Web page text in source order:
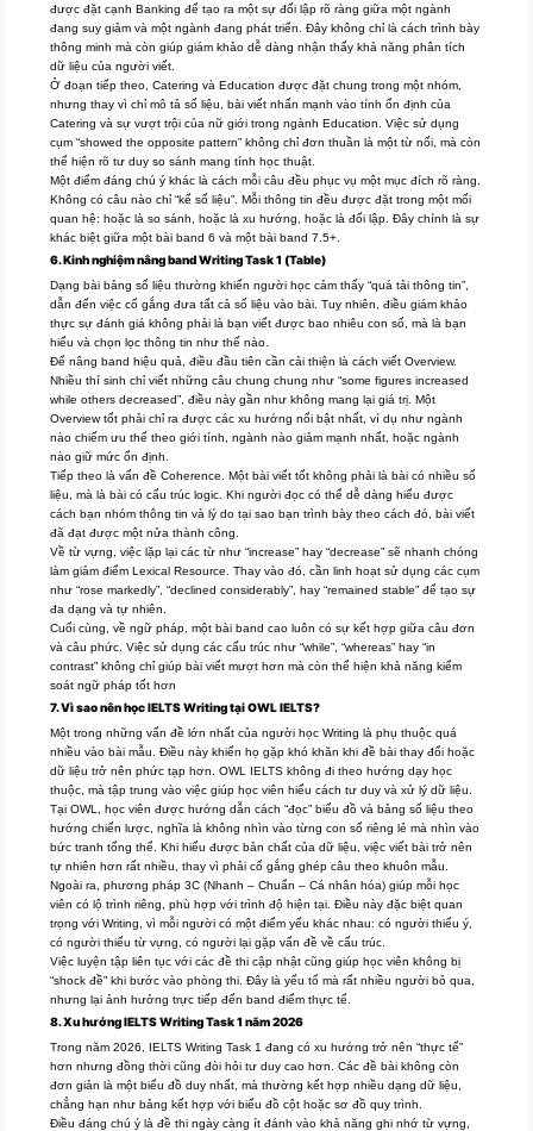
được đặt cạnh Banking để tạo ra một sự đối lập rõ ràng giữa một ngành
đang suy giảm và một ngành đang phát triển. Đây không chỉ là cách trình bày
thông minh mà còn giúp giám khảo dễ dàng nhận thấy khả năng phân tích
dữ liệu của người viết.
Ở đoạn tiếp theo, Catering và Education được đặt chung trong một nhóm,
nhưng thay vì chỉ mô tả số liệu, bài viết nhấn mạnh vào tính ổn định của
Catering và sự vượt trội của nữ giới trong ngành Education. Việc sử dụng
cụm “showed the opposite pattern” không chỉ đơn thuần là một từ nối, mà còn
thể hiện rõ tư duy so sánh mang tính học thuật.
Một điểm đáng chú ý khác là cách mỗi câu đều phục vụ một mục đích rõ ràng.
Không có câu nào chỉ “kể số liệu”. Mỗi thông tin đều được đặt trong một mối
quan hệ: hoặc là so sánh, hoặc là xu hướng, hoặc là đối lập. Đây chính là sự
khác biệt giữa một bài band 6 và một bài band 7.5+.
6. Kinh nghiệm nâng band Writing Task 1 (Table)
Dạng bài bảng số liệu thường khiến người học cảm thấy “quá tải thông tin”,
dẫn đến việc cố gắng đưa tất cả số liệu vào bài. Tuy nhiên, điều giám khảo
thực sự đánh giá không phải là bạn viết được bao nhiêu con số, mà là bạn
hiểu và chọn lọc thông tin như thế nào.
Để nâng band hiệu quả, điều đầu tiên cần cải thiện là cách viết Overview.
Nhiều thí sinh chỉ viết những câu chung chung như “some figures increased
while others decreased”, điều này gần như không mang lại giá trị. Một
Overview tốt phải chỉ ra được các xu hướng nổi bật nhất, ví dụ như ngành
nào chiếm ưu thế theo giới tính, ngành nào giảm mạnh nhất, hoặc ngành
nào giữ mức ổn định.
Tiếp theo là vấn đề Coherence. Một bài viết tốt không phải là bài có nhiều số
liệu, mà là bài có cấu trúc logic. Khi người đọc có thể dễ dàng hiểu được
cách bạn nhóm thông tin và lý do tại sao bạn trình bày theo cách đó, bài viết
đã đạt được một nửa thành công.
Về từ vựng, việc lặp lại các từ như “increase” hay “decrease” sẽ nhanh chóng
làm giảm điểm Lexical Resource. Thay vào đó, cần linh hoạt sử dụng các cụm
như “rose markedly”, “declined considerably”, hay “remained stable” để tạo sự
đa dạng và tự nhiên.
Cuối cùng, về ngữ pháp, một bài band cao luôn có sự kết hợp giữa câu đơn
và câu phức. Việc sử dụng các cấu trúc như “while”, “whereas” hay “in
contrast” không chỉ giúp bài viết mượt hơn mà còn thể hiện khả năng kiểm
soát ngữ pháp tốt hơn
7. Vì sao nên học IELTS Writing tại OWL IELTS?
Một trong những vấn đề lớn nhất của người học Writing là phụ thuộc quá
nhiều vào bài mẫu. Điều này khiến họ gặp khó khăn khi đề bài thay đổi hoặc
dữ liệu trở nên phức tạp hơn. OWL IELTS không đi theo hướng dạy học
thuộc, mà tập trung vào việc giúp học viên hiểu cách tư duy và xử lý dữ liệu.
Tại OWL, học viên được hướng dẫn cách “đọc” biểu đồ và bảng số liệu theo
hướng chiến lược, nghĩa là không nhìn vào từng con số riêng lẻ mà nhìn vào
bức tranh tổng thể. Khi hiểu được bản chất của dữ liệu, việc viết bài trở nên
tự nhiên hơn rất nhiều, thay vì phải cố gắng ghép câu theo khuôn mẫu.
Ngoài ra, phương pháp 3C (Nhanh – Chuẩn – Cá nhân hóa) giúp mỗi học
viên có lộ trình riêng, phù hợp với trình độ hiện tại. Điều này đặc biệt quan
trọng với Writing, vì mỗi người có một điểm yếu khác nhau: có người thiếu ý,
có người thiếu từ vựng, có người lại gặp vấn đề về cấu trúc.
Việc luyện tập liên tục với các đề thi cập nhật cũng giúp học viên không bị
“shock đề” khi bước vào phòng thi. Đây là yếu tố mà rất nhiều người bỏ qua,
nhưng lại ảnh hưởng trực tiếp đến band điểm thực tế.
8. Xu hướngIELTSWriting Task 1 năm 2026
Trong năm 2026, IELTS Writing Task 1 đang có xu hướng trở nên “thực tế”
hơn nhưng đồng thời cũng đòi hỏi tư duy cao hơn. Các đề bài không còn
đơn giản là một biểu đồ duy nhất, mà thường kết hợp nhiều dạng dữ liệu,
chẳng hạn như bảng kết hợp với biểu đồ cột hoặc sơ đồ quy trình.
Điều đáng chú ý là đề thi ngày càng ít đánh vào khả năng ghi nhớ từ vựng,